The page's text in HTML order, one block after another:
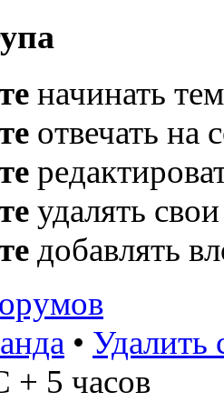
начинать
отвечать на
удалять
добавлять
• Удалить
+ 5 часов